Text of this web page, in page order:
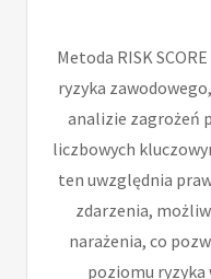
Metoda RISK
ryzyka
analizie zagrożeń
liczbowych
ten uwzględnia
zdarzenia,
narażenia, co
poziomu ryzyka